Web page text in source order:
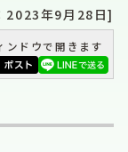
2023年9月28日]
ンドウで開きます